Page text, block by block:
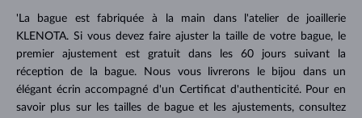
'La bague est fabriquée à la main dans l'atelier de joaillerie
KLENOTA. Si vous devez faire ajuster la taille de votre bague, le
premier ajustement est gratuit dans les 60 jours suivant la
réception de la bague. Nous vous livrerons le bijou dans un
élégant écrin accompagné d'un Certificat d'authenticité. Pour en
savoir plus sur les tailles de bague et les ajustements, consultez